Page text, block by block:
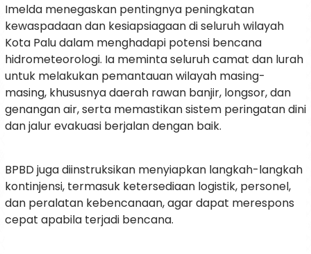
Imelda menegaskan pentingnya peningkatan
kewaspadaan dan kesiapsiagaan di seluruh wilayah
Kota Palu dalam menghadapi potensi bencana
hidrometeorologi. Ia meminta seluruh camat dan lurah
untuk melakukan pemantauan wilayah masing-
masing, khususnya daerah rawan banjir, longsor, dan
genangan air, serta memastikan sistem peringatan dini
dan jalur evakuasi berjalan dengan baik.
BPBD juga diinstruksikan menyiapkan langkah-langkah
kontinjensi, termasuk ketersediaan logistik, personel,
dan peralatan kebencanaan, agar dapat merespons
cepat apabila terjadi bencana.